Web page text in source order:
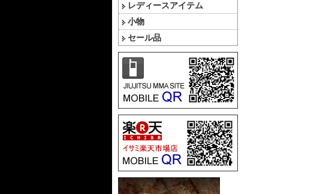
レディースアイテム
小物
セール品